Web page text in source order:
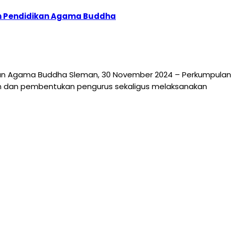
Pendidikan Agama Buddha
Agama Buddha Sleman, 30 November 2024 – Perkumpulan
dan pembentukan pengurus sekaligus melaksanakan